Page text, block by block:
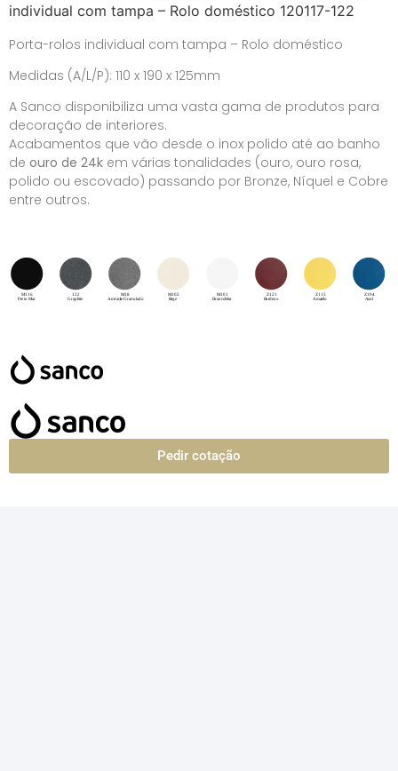
individual com tampa – Rolo doméstico 120117-122
Porta-rolos individual com tampa – Rolo doméstico
Medidas (A/L/P): 110 x 190 x 125mm
A Sanco disponibiliza uma vasta gama de produtos para
decoração de interiores.
Acabamentos que vão desde o inox polido até ao banho
de ouro de 24k em várias tonalidades (ouro, ouro rosa,
polido ou escovado) passando por Bronze, Níquel e Cobre
entre outros.
Pedir cotação